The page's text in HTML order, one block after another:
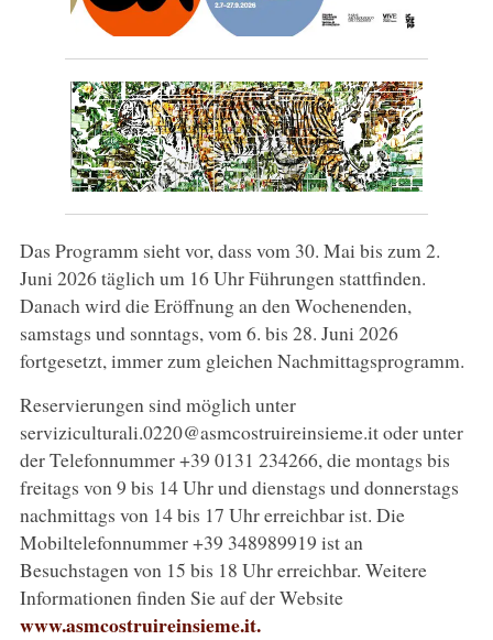
Das Programm sieht vor, dass vom 30. Mai bis zum 2.
Juni 2026 täglich um 16 Uhr Führungen stattfinden.
Danach wird die Eröffnung an den Wochenenden,
samstags und sonntags, vom 6. bis 28. Juni 2026
fortgesetzt, immer zum gleichen Nachmittagsprogramm.
Reservierungen sind möglich unter
serviziculturali.0220@asmcostruireinsieme.it oder unter
der Telefonnummer +39 0131 234266, die montags bis
freitags von 9 bis 14 Uhr und dienstags und donnerstags
nachmittags von 14 bis 17 Uhr erreichbar ist. Die
Mobiltelefonnummer +39 348989919 ist an
Besuchstagen von 15 bis 18 Uhr erreichbar. Weitere
Informationen finden Sie auf der Website
www.asmcostruireinsieme.it.